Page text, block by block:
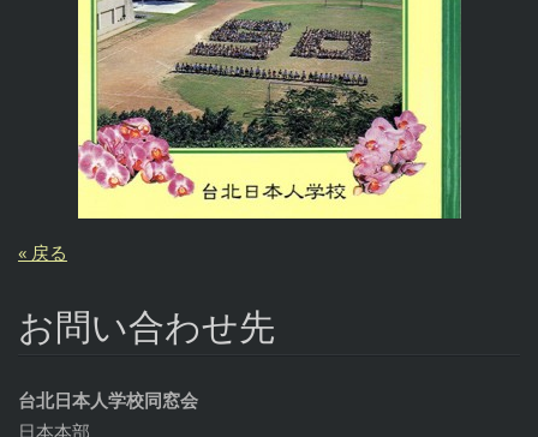
« 戻る
お問い合わせ先
台北日本人学校同窓会
日本本部